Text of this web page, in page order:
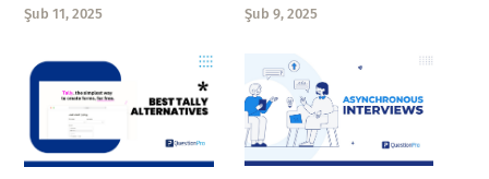
Şub 11, 2025 Şub 9, 2025